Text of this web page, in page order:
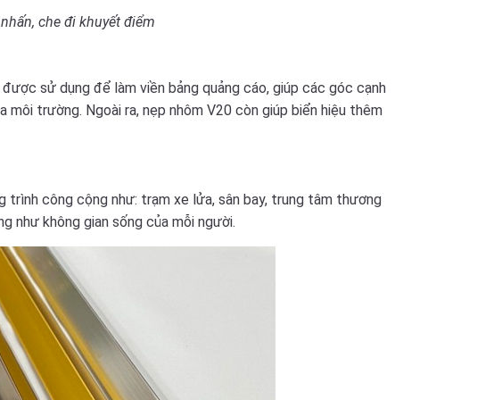
che đi khuyết điểm
sử dụng để làm viền bảng quảng cáo, giúp các góc cạnh
môi trường. Ngoài ra, nẹp nhôm V20 còn giúp biển hiệu thêm
công cộng như: trạm xe lửa, sân bay, trung tâm thương
như không gian sống của mỗi người.